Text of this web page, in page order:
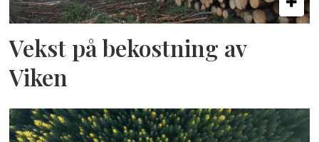
Vekst på bekostning av
Viken